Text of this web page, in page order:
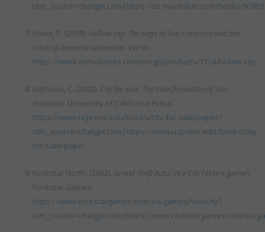
utm_source=chatgpt.com|https://us.macmillan.com/books/
Solnit, R. (2018). Hollow city: The siege of San Francisco and the
crisis of American urbanism . Verso.
https://www.versobooks.com/en-gb/products/1724-hollow-city
Hartman, C. (2002). City for sale: The transformation of San
Francisco . University of California Press.
https://www.ucpress.edu/books/city-for-sale/paper?
utm_source=chatgpt.com|https://www.ucpress.edu/books/city-
for-sale/paper
Rockstar North. (2002). Grand Theft Auto: Vice City [Video game].
Rockstar Games.
https://www.rockstargames.com/es/games/ViceCity?
utm_source=chatgpt.com|https://www.rockstargames.com/es/